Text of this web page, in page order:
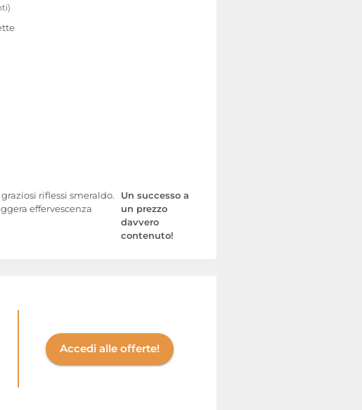
riflessi smeraldo.
effervescenza
Un successo a
un prezzo
davvero
contenuto!
Accedi alle offerte!